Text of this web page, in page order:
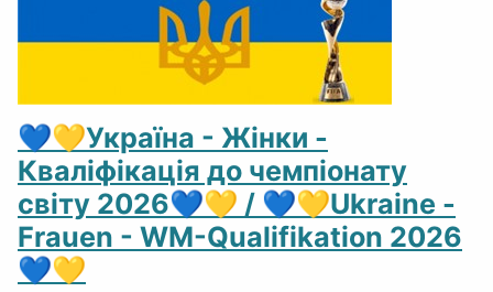
💙💛Україна - Жінки -
Кваліфікація до чемпіонату
світу 2026💙💛 / 💙💛Ukraine -
Frauen - WM-Qualifikation 2026
💙💛